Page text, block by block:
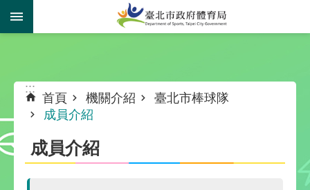
跳到主要內容區塊
:::
首頁 機關介紹
臺北市棒球隊
成員介紹
成員介紹